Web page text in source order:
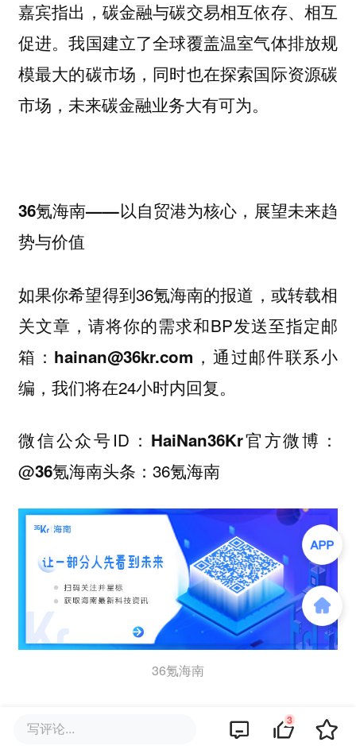
嘉宾指出，碳金融与碳交易相互依存、相互
促进。我国建立了全球覆盖温室气体排放规
模最大的碳市场，同时也在探索国际资源碳
市场，未来碳金融业务大有可为。
36氪海南——以自贸港为核心，展望未来趋
势与价值
如果你希望得到36氪海南的报道，或转载相
关文章，请将你的需求和BP发送至指定邮
箱： hainan@36kr.com ，通过邮件联系小
编，我们将在24小时内回复。
微信公众号ID： HaiNan36Kr官方微博：
@36氪海南头条：36氪海南
36氪海南
」 原创出品，转载或内容合作请点击
载说明，违规转载必究。
写评论... 3